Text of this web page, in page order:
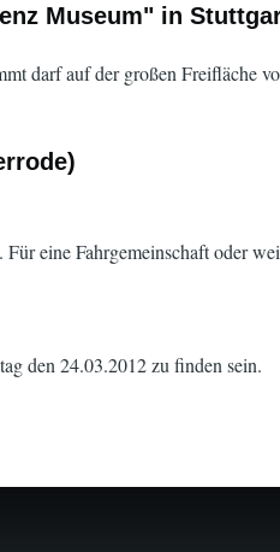
Museum" in
darf auf der großen Freifläche
eine Fahrgemeinschaft oder
den 24.03.2012 zu finden sein.